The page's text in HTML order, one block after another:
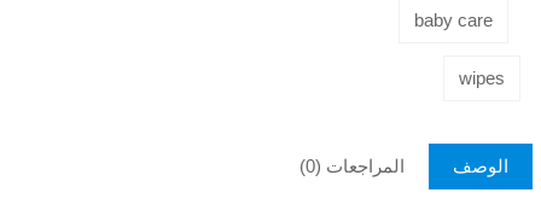
baby care
wipes
الوصف المراجعات (0)